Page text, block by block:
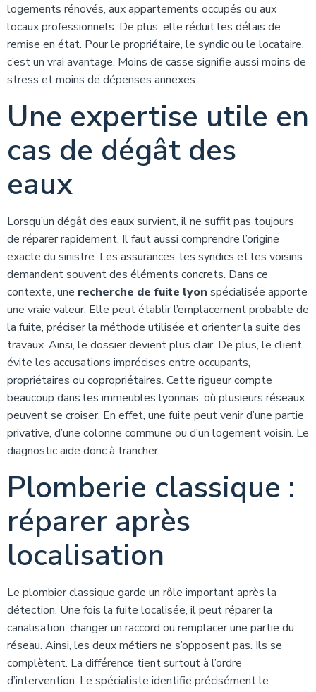
logements rénovés, aux appartements occupés ou aux
locaux professionnels. De plus, elle réduit les délais de
remise en état. Pour le propriétaire, le syndic ou le locataire,
c’est un vrai avantage. Moins de casse signifie aussi moins de
stress et moins de dépenses annexes.
Une expertise utile en
cas de dégât des
eaux
Lorsqu’un dégât des eaux survient, il ne suffit pas toujours
de réparer rapidement. Il faut aussi comprendre l’origine
exacte du sinistre. Les assurances, les syndics et les voisins
demandent souvent des éléments concrets. Dans ce
contexte, une recherche de fuite lyon spécialisée apporte
une vraie valeur. Elle peut établir l’emplacement probable de
la fuite, préciser la méthode utilisée et orienter la suite des
travaux. Ainsi, le dossier devient plus clair. De plus, le client
évite les accusations imprécises entre occupants,
propriétaires ou copropriétaires. Cette rigueur compte
beaucoup dans les immeubles lyonnais, où plusieurs réseaux
peuvent se croiser. En effet, une fuite peut venir d’une partie
privative, d’une colonne commune ou d’un logement voisin. Le
diagnostic aide donc à trancher.
Plomberie classique :
réparer après
localisation
Le plombier classique garde un rôle important après la
détection. Une fois la fuite localisée, il peut réparer la
canalisation, changer un raccord ou remplacer une partie du
réseau. Ainsi, les deux métiers ne s’opposent pas. Ils se
complètent. La différence tient surtout à l’ordre
d’intervention. Le spécialiste identifie précisément le